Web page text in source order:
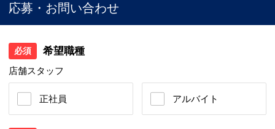
応募・お問い合わせ
必須 希望職種
店舗スタッフ
正社員 アルバイト